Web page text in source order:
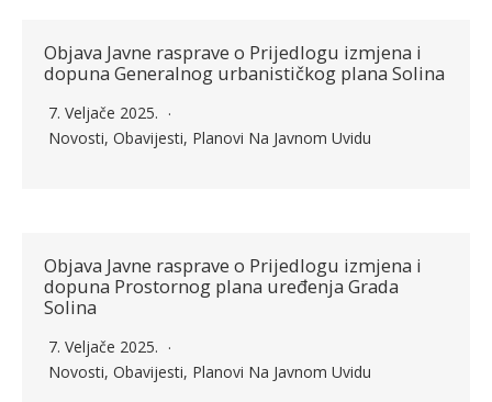
Objava Javne rasprave o Prijedlogu izmjena i
dopuna Generalnog urbanističkog plana Solina
7. Veljače 2025.
Novosti, Obavijesti, Planovi Na Javnom Uvidu
Objava Javne rasprave o Prijedlogu izmjena i
dopuna Prostornog plana uređenja Grada
Solina
7. Veljače 2025.
Novosti, Obavijesti, Planovi Na Javnom Uvidu